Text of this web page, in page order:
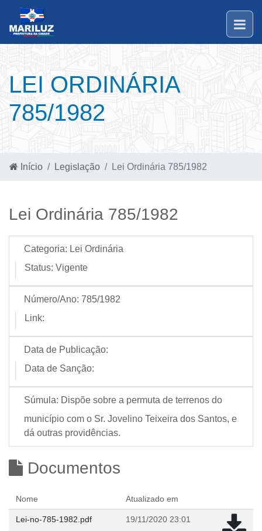
LEI ORDINÁRIA
785/1982
Início Legislação Lei Ordinária 785/1982
Lei Ordinária 785/1982
Categoria: Lei Ordinária
Status: Vigente
Número/Ano: 785/1982
Link:
Data de Publicação:
Data de Sanção:
Súmula: Dispõe sobre a permuta de terrenos do
município com o Sr. Jovelino Teixeira dos Santos, e
dá outras providências.
Documentos
Nome Atualizado em
Lei-no-785-1982.pdf 19/11/2020 23:01